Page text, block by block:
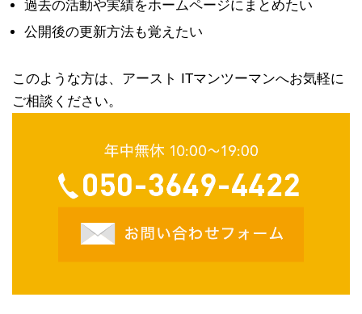
過去の活動や実績をホームページにまとめたい
公開後の更新方法も覚えたい
このような方は、アースト ITマンツーマンへお気軽に
ご相談ください。